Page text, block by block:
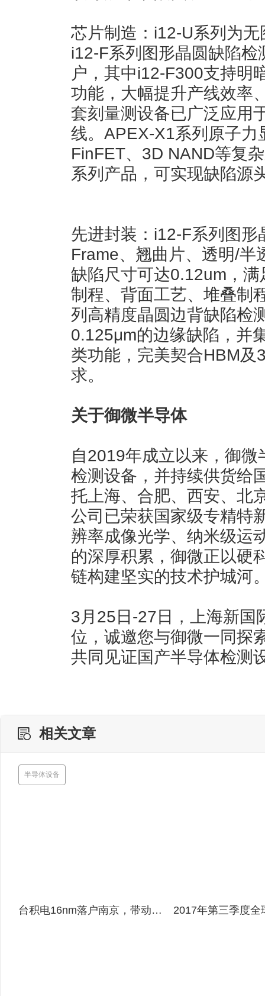
芯片制造：i12-U系列为
i12-F系列图形晶圆缺陷
户，其中i12-F300支持明
功能，大幅提升产线效率
套刻量测设备已广泛应用
线。APEX-X1系列原子力
FinFET、3D NAND等复
系列产品，可实现缺陷源
先进封装：i12-F系列图
Frame、翘曲片、透明/半
缺陷尺寸可达0.12um，
制程、背面工艺、堆叠制
列高精度晶圆边背缺陷检
0.125μm的边缘缺陷，并
类功能，完美契合HBM及
求。
关于御微半导体
自2019年成立以来，御
检测设备，并持续供货给
托上海、合肥、西安、北
公司已荣获国家级专精特
辨率成像光学、纳米级运
的深厚积累，御微正以硬
链构建坚实的技术护城河
3月25日-27日，上海新国
位，诚邀您与御微一同探
共同见证国产半导体检测
相关文章
半导体设备
台积电16nm落户南京，带动半导体产业链进入大陆